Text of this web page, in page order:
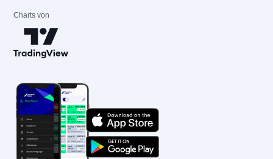
Charts von